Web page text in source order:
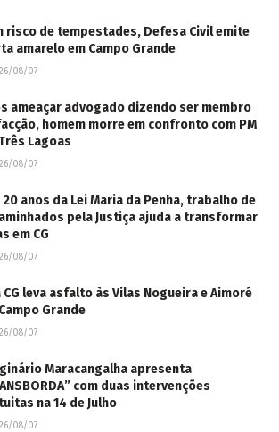
risco de tempestades, Defesa Civil emite
amarelo em Campo Grande
08/07
ameaçar advogado dizendo ser membro
homem morre em confronto com PM
Lagoas
08/07
20 anos da Lei Maria da Penha, trabalho de
pela Justiça ajuda a transformar
em CG
08/07
CG leva asfalto às Vilas Nogueira e Aimoré
Grande
08/07
Maracangalha apresenta
com duas intervenções
na 14 de Julho
08/07